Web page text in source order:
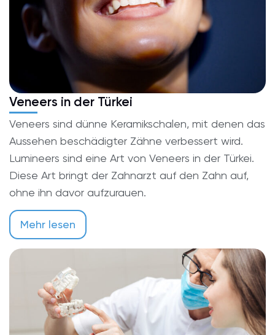
Veneers in der Türkei
Veneers sind dünne Keramikschalen, mit denen das
Aussehen beschädigter Zähne verbessert wird.
Lumineers sind eine Art von Veneers in der Türkei.
Diese Art bringt der Zahnarzt auf den Zahn auf,
ohne ihn davor aufzurauen.
Mehr lesen